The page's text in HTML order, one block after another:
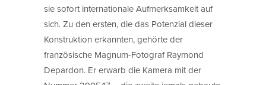
sie sofort internationale Aufmerksamkeit auf
sich. Zu den ersten, die das Potenzial dieser
Konstruktion erkannten, gehörte der
französische Magnum-Fotograf Raymond
Depardon. Er erwarb die Kamera mit der